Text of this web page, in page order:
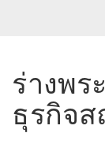
ร่างพ
ธุรกิจส